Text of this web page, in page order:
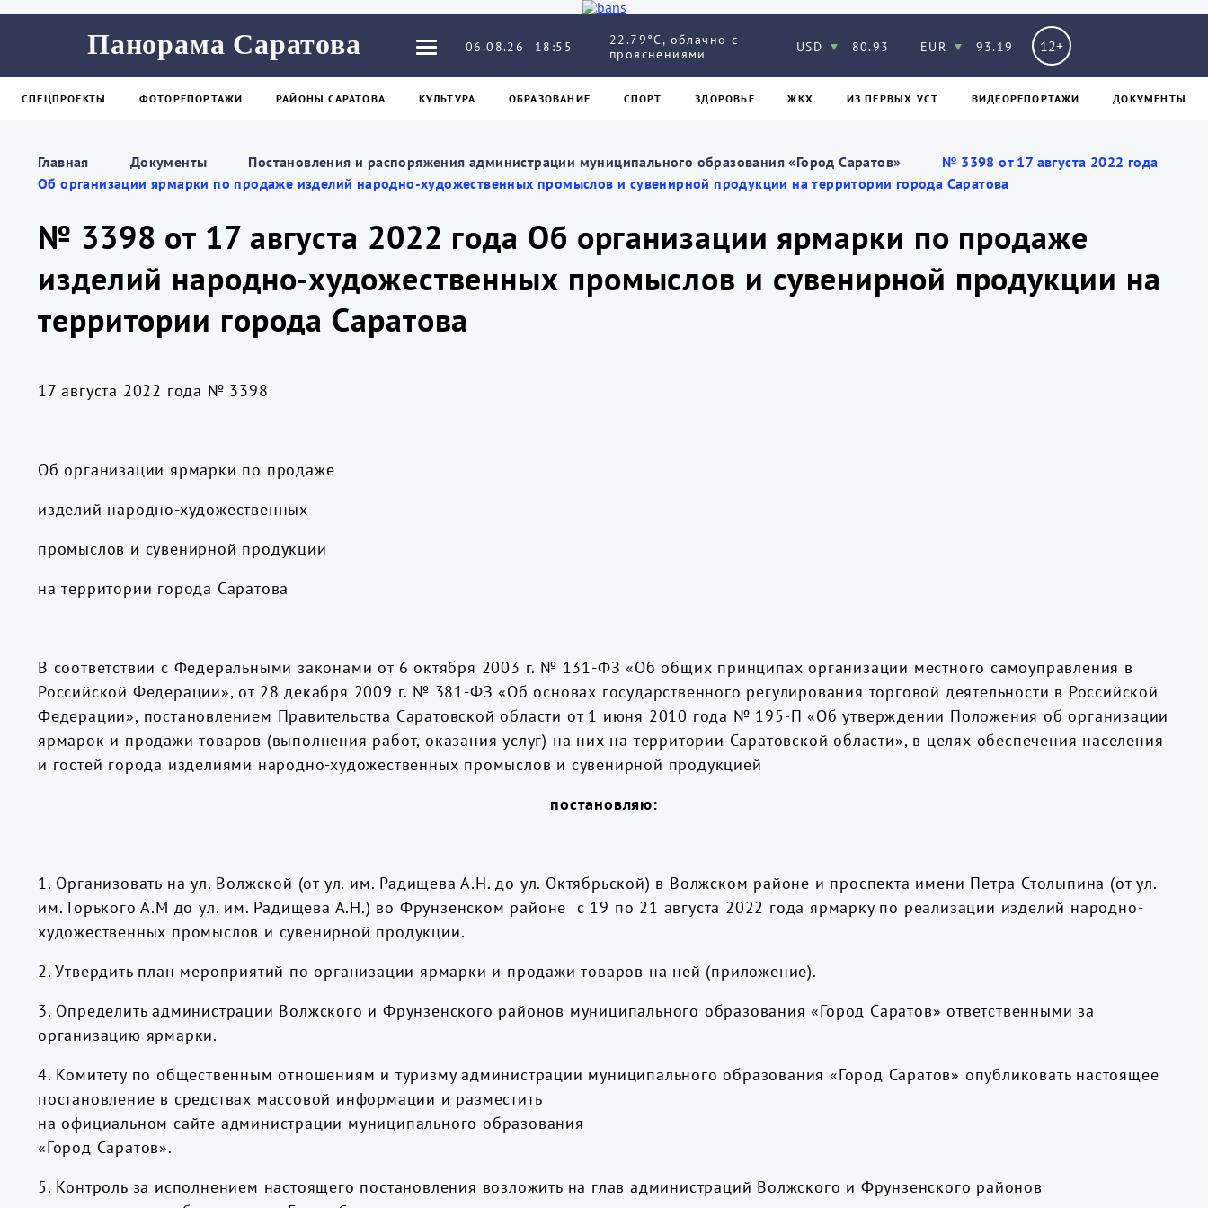
Панорама Саратова 06.08.26 18:55
22.79°C, облачно с
прояснениями
USD 80.93 EUR 93.19 12+
СПЕЦПРОЕКТЫ ФОТОРЕПОРТАЖИ РАЙОНЫ САРАТОВА КУЛЬТУРА ОБРАЗОВАНИЕ СПОРТ ЗДОРОВЬЕ ЖКХ ИЗ ПЕPВЫХ УСТ ВИДЕОРЕПОРТАЖИ ДОКУМЕНТЫ
Главная Документы Постановления и распоряжения администрации муниципального образования «Город Саратов»
№ 3398 от 17 августа 2022 года
Об организации ярмарки по продаже изделий народно-художественных промыслов и сувенирной продукции на территории города Саратова
№ 3398 от 17 августа 2022 года Об организации ярмарки по продаже
изделий народно-художественных промыслов и сувенирной продукции на
территории города Саратова
17 августа 2022 года № 3398
Об организации ярмарки по продаже
изделий народно-художественных
промыслов и сувенирной продукции
на территории города Саратова
В соответствии с Федеральными законами от 6 октября 2003 г. № 131-ФЗ «Об общих принципах организации местного самоуправления в
Российской Федерации», от 28 декабря 2009 г. № 381-ФЗ «Об основах государственного регулирования торговой деятельности в Российской
Федерации», постановлением Правительства Саратовской области от 1 июня 2010 года № 195-П «Об утверждении Положения об организации
ярмарок и продажи товаров (выполнения работ, оказания услуг) на них на территории Саратовской области», в целях обеспечения населения
и гостей города изделиями народно-художественных промыслов и сувенирной продукцией
постановляю:
1. Организовать на ул. Волжской (от ул. им. Радищева А.Н. до ул. Октябрьской) в Волжском районе и проспекта имени Петра Столыпина (от ул.
им. Горького А.М до ул. им. Радищева А.Н.) во Фрунзенском районе с 19 по 21 августа 2022 года ярмарку по реализации изделий народно-
художественных промыслов и сувенирной продукции.
2. Утвердить план мероприятий по организации ярмарки и продажи товаров на ней (приложение).
3. Определить администрации Волжского и Фрунзенского районов муниципального образования «Город Саратов» ответственными за
организацию ярмарки.
4. Комитету по общественным отношениям и туризму администрации муниципального образования «Город Саратов» опубликовать настоящее
постановление в средствах массовой информации и разместить
на официальном сайте администрации муниципального образования
«Город Саратов».
5. Контроль за исполнением настоящего постановления возложить на глав администраций Волжского и Фрунзенского районов